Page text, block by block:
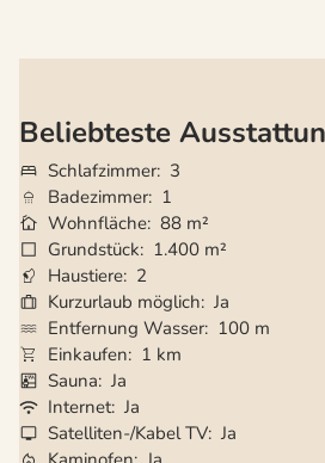
Beliebteste
Schlafzimmer 3
Badezimmer 1
Wohnfläche 88 m²
Grundstück
1.400 m²
Haustiere 2
Kurzurlaub möglich Ja
Entfernung Wasser 100 m
Einkaufen
1 km
Sauna Ja
Internet Ja
Satelliten-/Kabel TV Ja